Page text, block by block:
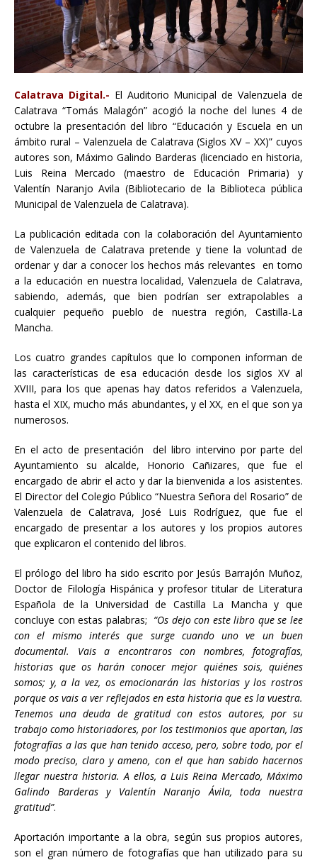
Calatrava Digital.- El Auditorio Municipal de Valenzuela de
Calatrava “Tomás Malagón” acogió la noche del lunes 4 de
octubre la presentación del libro “Educación y Escuela en un
ámbito rural – Valenzuela de Calatrava (Siglos XV – XX)” cuyos
autores son, Máximo Galindo Barderas (licenciado en historia,
Luis Reina Mercado (maestro de Educación Primaria) y
Valentín Naranjo Avila (Bibliotecario de la Biblioteca pública
Municipal de Valenzuela de Calatrava).
La publicación editada con la colaboración del Ayuntamiento
de Valenzuela de Calatrava pretende y tiene la voluntad de
ordenar y dar a conocer los hechos más relevantes en torno
a la educación en nuestra localidad, Valenzuela de Calatrava,
sabiendo, además, que bien podrían ser extrapolables a
cualquier pequeño pueblo de nuestra región, Castilla-La
Mancha.
Los cuatro grandes capítulos que lo componen informan de
las características de esa educación desde los siglos XV al
XVIII, para los que apenas hay datos referidos a Valenzuela,
hasta el XIX, mucho más abundantes, y el XX, en el que son ya
numerosos.
En el acto de presentación del libro intervino por parte del
Ayuntamiento su alcalde, Honorio Cañizares, que fue el
encargado de abrir el acto y dar la bienvenida a los asistentes.
El Director del Colegio Público “Nuestra Señora del Rosario” de
Valenzuela de Calatrava, José Luis Rodríguez, que fue el
encargado de presentar a los autores y los propios autores
que explicaron el contenido del libros.
El prólogo del libro ha sido escrito por Jesús Barrajón Muñoz,
Doctor de Filología Hispánica y profesor titular de Literatura
Española de la Universidad de Castilla La Mancha y que
concluye con estas palabras; “Os dejo con este libro que se lee
con el mismo interés que surge cuando uno ve un buen
documental. Vais a encontraros con nombres, fotografías,
historias que os harán conocer mejor quiénes sois, quiénes
somos; y, a la vez, os emocionarán las historias y los rostros
porque os vais a ver reflejados en esta historia que es la vuestra.
Tenemos una deuda de gratitud con estos autores, por su
trabajo como historiadores, por los testimonios que aportan, las
fotografías a las que han tenido acceso, pero, sobre todo, por el
modo preciso, claro y ameno, con el que han sabido hacernos
llegar nuestra historia. A ellos, a Luis Reina Mercado, Máximo
Galindo Barderas y Valentín Naranjo Ávila, toda nuestra
gratitud”.
Aportación importante a la obra, según sus propios autores,
son el gran número de fotografías que han utilizado para su